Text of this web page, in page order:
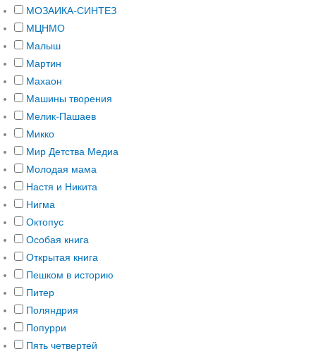
МОЗАИКА-СИНТЕЗ
МЦНМО
Малыш
Мартин
Махаон
Машины творения
Мелик-Пашаев
Микко
Мир Детства Медиа
Молодая мама
Настя и Никита
Нигма
Октопус
Особая книга
Открытая книга
Пешком в историю
Питер
Поляндрия
Попурри
Пять четвертей